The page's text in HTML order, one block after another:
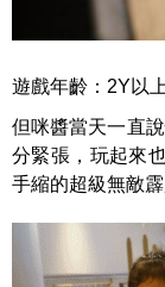
遊戲年齡：2Y以
但咪醬當天一直
分緊張，玩起來
手縮的超級無敵